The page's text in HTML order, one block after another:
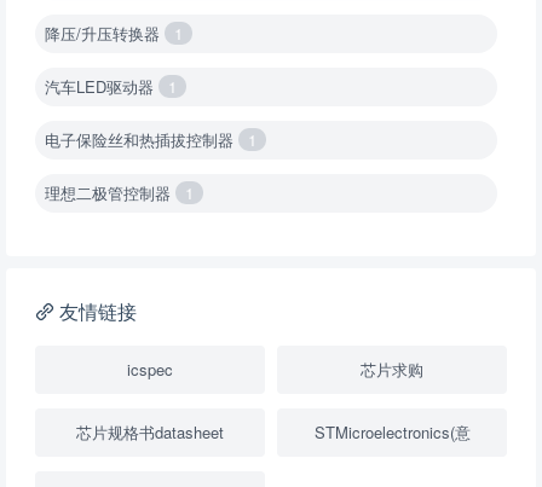
降压/升压转换器 1
汽车LED驱动器 1
电子保险丝和热插拔控制器 1
理想二极管控制器 1
降压转换器（继承开关）
友情链接
icspec 芯片求购
芯片规格书datasheet STMicroelectronics(意